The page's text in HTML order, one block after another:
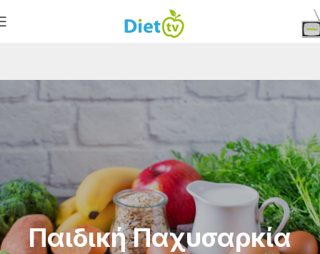
Παιδική Παχυσαρκία